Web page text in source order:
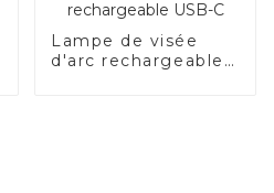
Lampe de visée
d'arc rechargeable